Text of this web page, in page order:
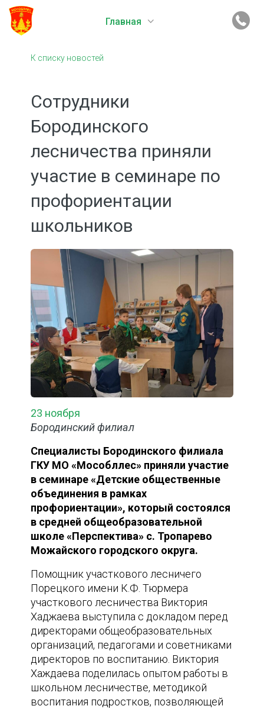
Главная
К списку новостей
Сотрудники
Бородинского
лесничества приняли
участие в семинаре по
профориентации
школьников
23 ноября
Бородинский филиал
Специалисты Бородинского филиала
ГКУ МО «Мособллес» приняли участие
в семинаре «Детские общественные
объединения в рамках
профориентации», который состоялся
в средней общеобразовательной
школе «Перспектива» с. Тропарево
Можайского городского округа.
Помощник участкового лесничего
Порецкого имени К.Ф. Тюрмера
участкового лесничества Виктория
Хаджаева выступила с докладом перед
директорами общеобразовательных
организаций, педагогами и советниками
директоров по воспитанию. Виктория
Хаждаева поделилась опытом работы в
школьном лесничестве, методикой
воспитания подростков, позволяющей